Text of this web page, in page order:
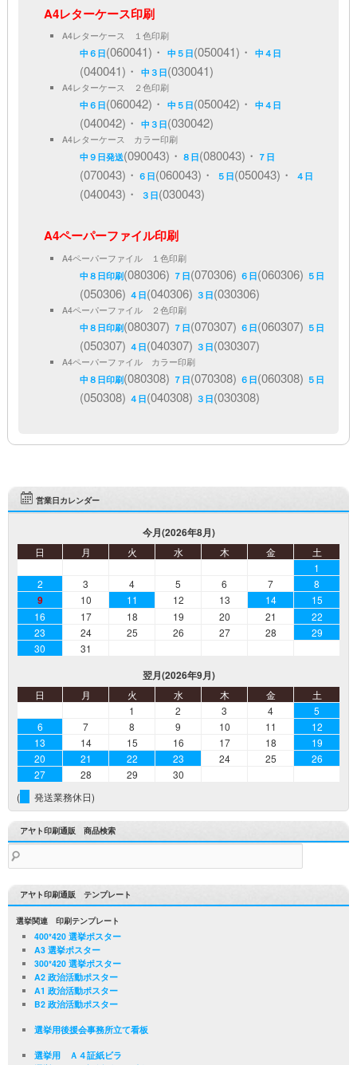
A4レターケース印刷
A4レターケース １色印刷
中６日(060041)・中５日(050041)・中４日
(040041)・中３日(030041)
A4レターケース ２色印刷
中６日(060042)・中５日(050042)・中４日
(040042)・中３日(030042)
A4レターケース カラー印刷
中９日発送(090043)・ ８日(080043)・ ７日
(070043)・ ６日(060043)・ ５日(050043)・ ４日
(040043)・ ３日(030043)
A4ペーパーファイル印刷
A4ペーパーファイル １色印刷
中８日印刷(080306) ７日(070306) ６日(060306) ５日
(050306) ４日(040306) ３日(030306)
A4ペーパーファイル ２色印刷
中８日印刷(080307) ７日(070307) ６日(060307) ５日
(050307) ４日(040307) ３日(030307)
A4ペーパーファイル カラー印刷
中８日印刷(080308) ７日(070308) ６日(060308) ５日
(050308) ４日(040308) ３日(030308)
営業日カレンダー
今月(2026年8月)
日 月 火 水 木 金
土
1
2
3 4 5 6 7 8
9 10 11 12 13 14
15
16
17 18 19 20 21
22
23
24 25 26 27 28
29
30
31
翌月(2026年9月)
日 月 火 水 木 金
土
1
2 3 4
5
6
7 8 9 10 11
12
13
14 15 16 17 18
19
20
21 22 23 24 25
26
27
28 29
30
(
発送業務休日)
アヤト印刷通販 商品検索
検
索:
アヤト印刷通販 テンプレート
選挙関連 印刷テンプレート
400*420 選挙ポスター
A3 選挙ポスター
300*420 選挙ポスター
A2 政治活動ポスター
A1 政治活動ポスター
B2 政治活動ポスター
選挙用後援会事務所立て看板
選挙用 Ａ４証紙ビラ